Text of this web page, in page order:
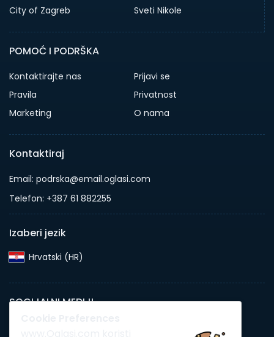
City of Zagreb
Sveti Nikole
POMOĆ I PODRŠKA
Kontaktirajte nas
Prijavi se
Pravila
Privatnost
Marketing
O nama
Kontaktiraj
Email: podrska@email.oglasi.com
Telefon: +387 61 882255
Izaberi jezik
Hrvatski (HR)‎
SOCIJALNI MEDIJI